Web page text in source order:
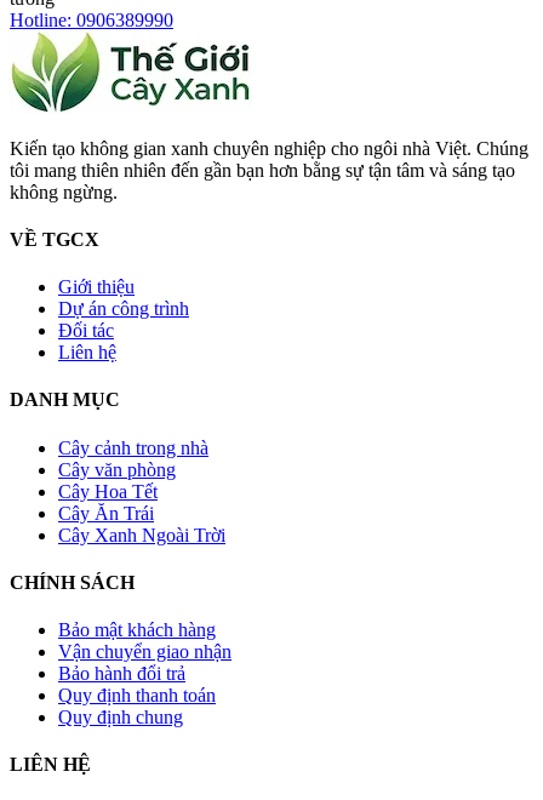
Hotline: 0906389990
Kiến tạo không gian xanh chuyên nghiệp cho ngôi nhà Việt. Chúng
tôi mang thiên nhiên đến gần bạn hơn bằng sự tận tâm và sáng tạo
không ngừng.
VỀ TGCX
Giới thiệu
Dự án công trình
Đối tác
Liên hệ
DANH MỤC
Cây cảnh trong nhà
Cây văn phòng
Cây Hoa Tết
Cây Ăn Trái
Cây Xanh Ngoài Trời
CHÍNH SÁCH
Bảo mật khách hàng
Vận chuyển giao nhận
Bảo hành đổi trả
Quy định thanh toán
Quy định chung
LIÊN HỆ